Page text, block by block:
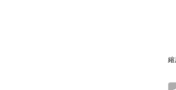
縮